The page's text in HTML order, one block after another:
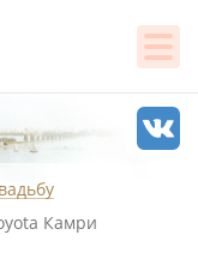
Камри